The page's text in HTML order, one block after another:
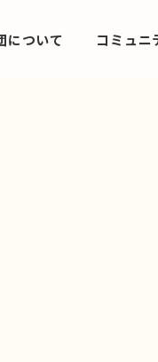
について コミュニ